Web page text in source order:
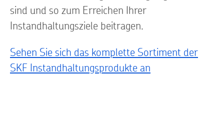
sind und so zum Erreichen Ihrer
Instandhaltungsziele beitragen.
Sehen Sie sich das komplette Sortiment der
SKF Instandhaltungsprodukte an